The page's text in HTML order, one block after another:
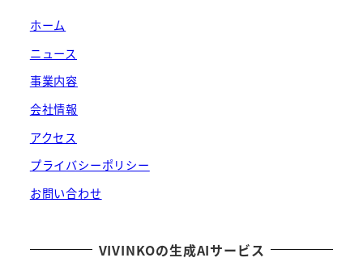
ホーム
ニュース
事業内容
会社情報
アクセス
プライバシーポリシー
お問い合わせ
VIVINKOの生成AIサービス